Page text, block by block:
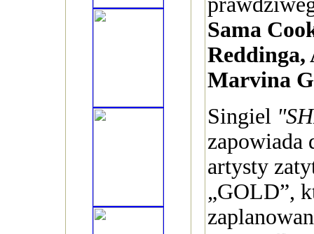
Sama
Reddinga,
Marvina
Singiel
zapowiada
artysty
„GOLD”,